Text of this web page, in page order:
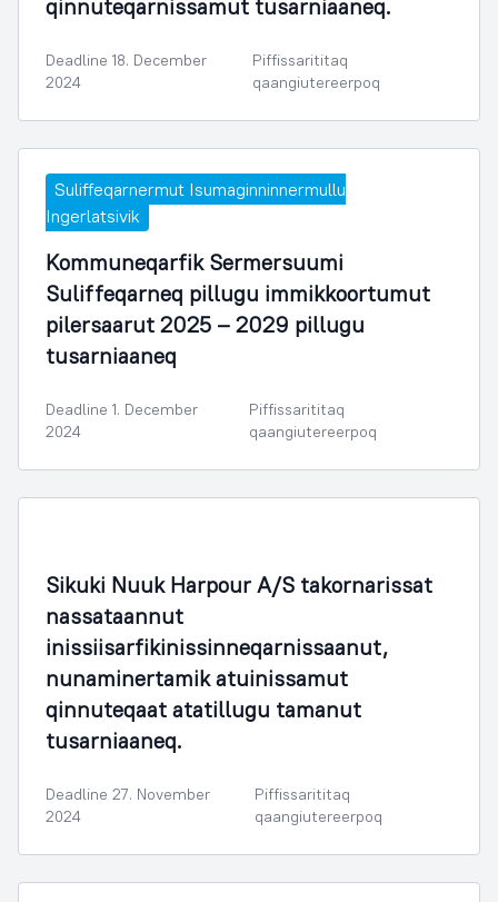
qinnuteqarnissamut tusarniaaneq.
Deadline 18. December
2024
Piffissarititaq
qaangiutereerpoq
Suliffeqarnermut Isumaginninnermullu
Ingerlatsivik
Kommuneqarfik Sermersuumi
Suliffeqarneq pillugu immikkoortumut
pilersaarut 2025 – 2029 pillugu
tusarniaaneq
Deadline 1. December
2024
Piffissarititaq
qaangiutereerpoq
Sikuki Nuuk Harpour A/S takornarissat
nassataannut
inissiisarfikinissinneqarnissaanut,
nunaminertamik atuinissamut
qinnuteqaat atatillugu tamanut
tusarniaaneq.
Deadline 27. November
2024
Piffissarititaq
qaangiutereerpoq